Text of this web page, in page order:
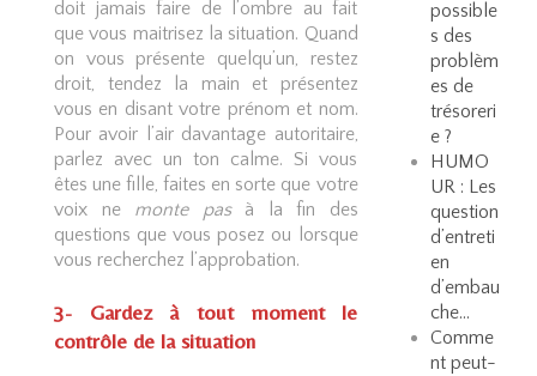
doit jamais faire de l’ombre au fait
que vous maitrisez la situation. Quand
on vous présente quelqu’un, restez
droit, tendez la main et présentez
vous en disant votre prénom et nom.
Pour avoir l’air davantage autoritaire,
parlez avec un ton calme. Si vous
êtes une fille, faites en sorte que votre
voix ne monte pasà la fin des
questions que vous posez ou lorsque
vous recherchez l’approbation.
3- Gardez à tout moment le
contrôle de la situation
possible
s des
problèm
es de
trésoreri
e ?
HUMO
UR : Les
question
d’entreti
en
d’embau
che…
Comme
nt peut-